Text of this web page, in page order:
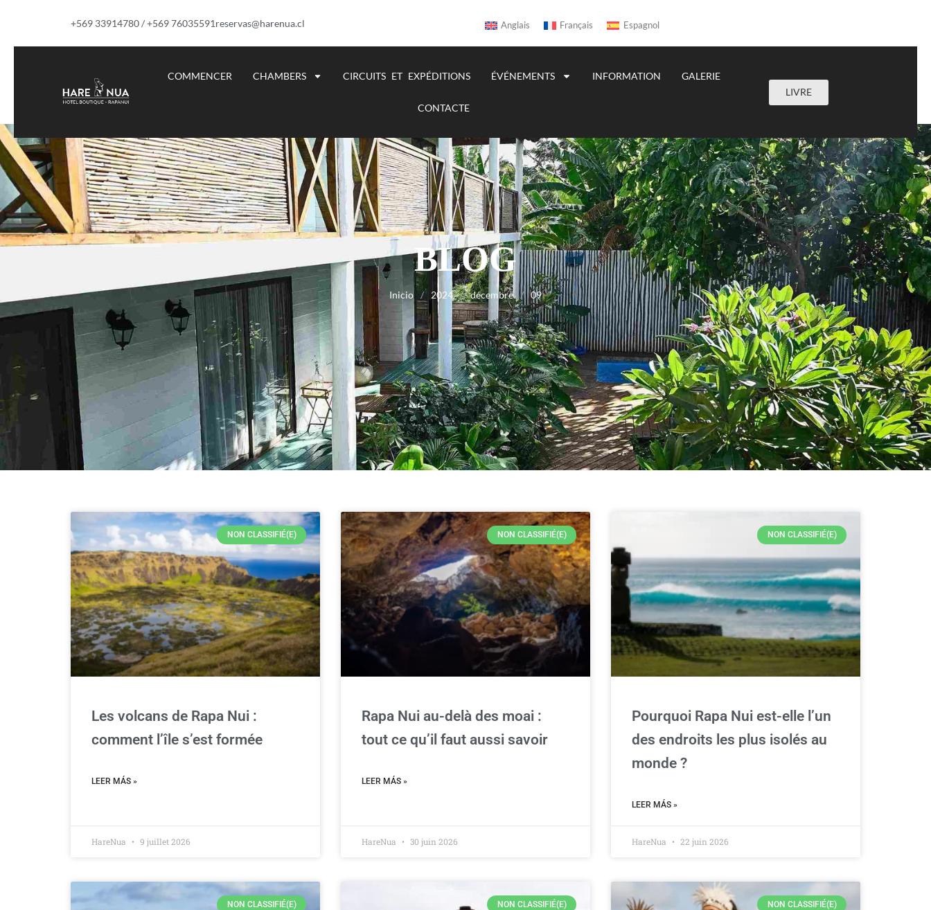
+569 33914780 / +569 76035591reservas@harenua.cl Anglais Français Espagnol
COMMENCER CHAMBERS CIRCUITS ET EXPÉDITIONS ÉVÉNEMENTS INFORMATION GALERIE
CONTACTE
LIVRE
BLOG
Inicio / 2024 / décembre / 09
NON CLASSIFIÉ(E)
Les volcans de Rapa Nui :
comment l’île s’est formée
LEER MÁS »
HareNua 9 juillet 2026
NON CLASSIFIÉ(E)
Rapa Nui au-delà des moai :
tout ce qu’il faut aussi savoir
LEER MÁS »
HareNua 30 juin 2026
NON CLASSIFIÉ(E)
Pourquoi Rapa Nui est-elle l’un
des endroits les plus isolés au
monde ?
LEER MÁS »
HareNua 22 juin 2026
NON CLASSIFIÉ(E) NON CLASSIFIÉ(E) NON CLASSIFIÉ(E)